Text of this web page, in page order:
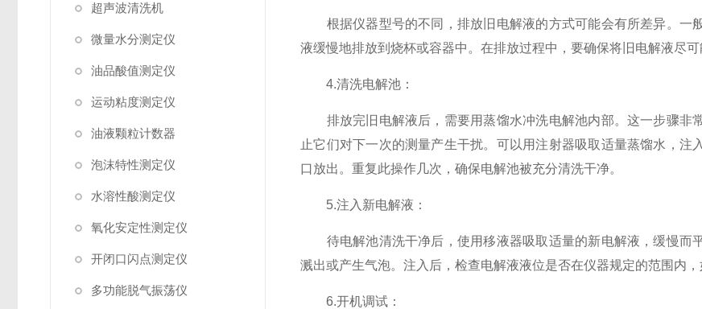
超声波清洗机
微量水分测定仪
油品酸值测定仪
运动粘度测定仪
油液颗粒计数器
泡沫特性测定仪
水溶性酸测定仪
氧化安定性测定仪
开闭口闪点测定仪
多功能脱气振荡仪
根据仪器型号的不同，排放旧电解液的方式可能会有所差异。一
液缓慢地排放到烧杯或容器中。在排放过程中，要确保将旧电解液尽可
4.清洗电解池：
排放完旧电解液后，需要用蒸馏水冲洗电解池内部。这一步骤非
止它们对下一次的测量产生干扰。可以用注射器吸取适量蒸馏水，
口放出。重复此操作几次，确保电解池被充分清洗干净。
5.注入新电解液：
待电解池清洗干净后，使用移液器吸取适量的新电解液，缓慢而
溅出或产生气泡。注入后，检查电解液液位是否在仪器规定的范围内，
6.开机调试：